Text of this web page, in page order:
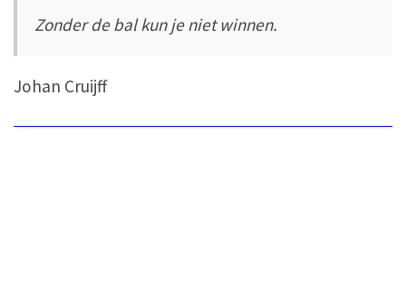
Zonder de bal kun je niet winnen.
Johan Cruijff